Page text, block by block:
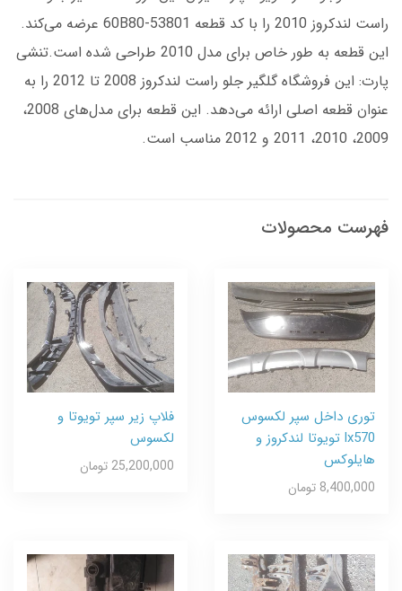
راست لندکروز 2010 را با کد قطعه 53801-60B80 عرضه می‌کند.
این قطعه به طور خاص برای مدل 2010 طراحی شده است.تنشی
پارت: این فروشگاه گلگیر جلو راست لندکروز 2008 تا 2012 را به
عنوان قطعه اصلی ارائه می‌دهد. این قطعه برای مدل‌های 2008،
2009، 2010، 2011 و 2012 مناسب است.
فهرست محصولات
توری داخل سپر لکسوس
lx570 تویوتا لندکروز و
هایلوکس
8,400,000 تومان
فلاپ زیر سپر تویوتا و
لکسوس
25,200,000 تومان